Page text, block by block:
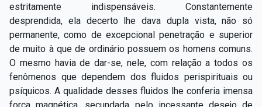
estritamente indispensáveis. Constantemente
desprendida, ela decerto lhe dava dupla vista, não só
permanente, como de excepcional penetração e superior
de muito à que de ordinário possuem os homens comuns.
O mesmo havia de dar-se, nele, com relação a todos os
fenômenos que dependem dos fluidos perispirituais ou
psíquicos. A qualidade desses fluidos lhe conferia imensa